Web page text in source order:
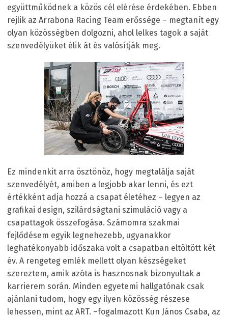
együttműködnek a közös cél elérése érdekében. Ebben
rejlik az Arrabona Racing Team erőssége – megtanít egy
olyan közösségben dolgozni, ahol lelkes tagok a saját
szenvedélyüket élik át és valósítják meg.
Ez mindenkit arra ösztönöz, hogy megtalálja saját
szenvedélyét, amiben a legjobb akar lenni, és ezt
értékként adja hozzá a csapat életéhez – legyen az
grafikai design, szilárdságtani szimuláció vagy a
csapattagok összefogása. Számomra szakmai
fejlődésem egyik legnehezebb, ugyanakkor
leghatékonyabb időszaka volt a csapatban eltöltött két
év. A rengeteg emlék mellett olyan készségeket
szereztem, amik azóta is hasznosnak bizonyultak a
karrierem során. Minden egyetemi hallgatónak csak
ajánlani tudom, hogy egy ilyen közösség részese
lehessen, mint az ART. –fogalmazott Kun János Csaba, az